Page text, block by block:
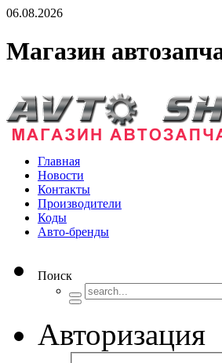
06.08.2026
Магазин
Доставка запчастей
Главная
Новости
Контакты
Производители
Коды
Авто-бренды
Поиск
Авторизация